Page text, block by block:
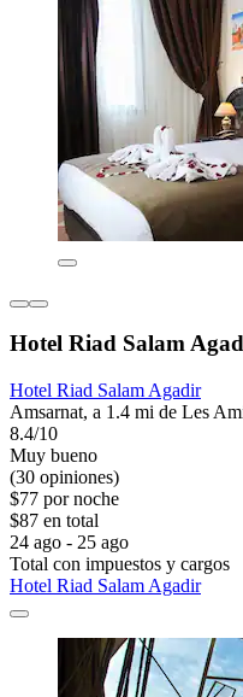
Hotel Riad Salam
Hotel Riad Salam Agadir
Amsarnat, a 1.4 mi de Les
8.4/10
Muy bueno
(30 opiniones)
$77 por noche
$87 en total
24 ago - 25 ago
Total con impuestos y cargos
Hotel Riad Salam Agadir